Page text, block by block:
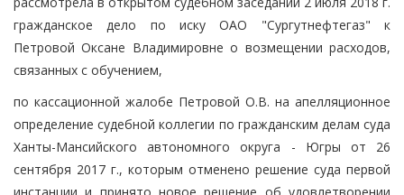
гражданское дело по иску ОАО "Сургутнефтегаз" к
Петровой Оксане Владимировне о возмещении расходов,
связанных с обучением,
по кассационной жалобе Петровой О.В. на апелляционное
определение судебной коллегии по гражданским делам суда
Ханты-Мансийского автономного округа - Югры от 26
сентября 2017 г., которым отменено решение суда первой